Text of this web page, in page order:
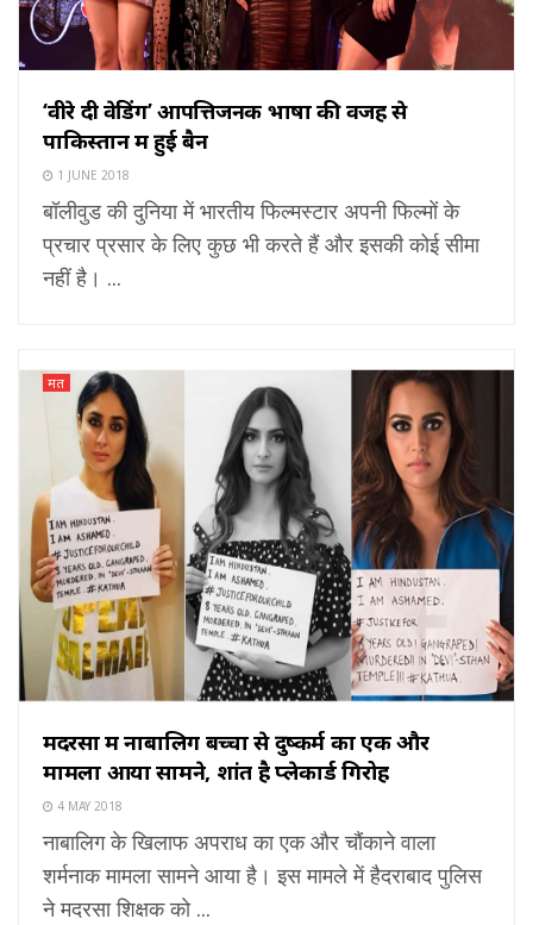
‘वीरे दी वेडिंग’ आपत्तिजनक भाषा की वजह से
पाकिस्तान में हुई बैन
1 JUNE 2018
बॉलीवुड की दुनिया में भारतीय फिल्मस्टार अपनी फिल्मों के
प्रचार प्रसार के लिए कुछ भी करते हैं और इसकी कोई सीमा
नहीं है। ...
मत
मदरसा में नाबालिग बच्चों से दुष्कर्म का एक और
मामला आया सामने, शांत है प्लेकार्ड गिरोह
4 MAY 2018
नाबालिग के खिलाफ अपराध का एक और चौंकाने वाला
शर्मनाक मामला सामने आया है। इस मामले में हैदराबाद पुलिस
ने मदरसा शिक्षक को ...